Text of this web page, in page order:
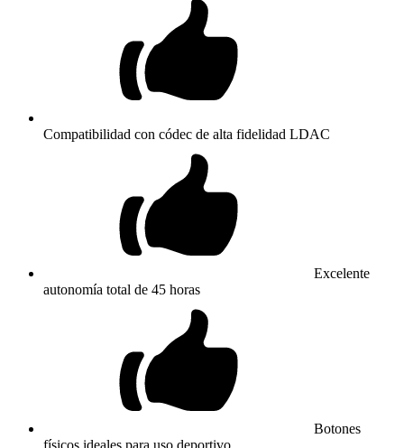
Compatibilidad con códec de alta fidelidad LDAC
Excelente
autonomía total de 45 horas
Botones
físicos ideales para uso deportivo